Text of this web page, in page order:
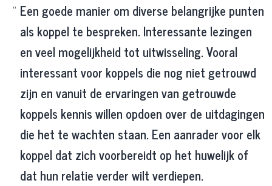
Een goede manier om diverse belangrijke punten
als koppel te bespreken. Interessante lezingen
en veel mogelijkheid tot uitwisseling. Vooral
interessant voor koppels die nog niet getrouwd
zijn en vanuit de ervaringen van getrouwde
koppels kennis willen opdoen over de uitdagingen
die het te wachten staan. Een aanrader voor elk
koppel dat zich voorbereidt op het huwelijk of
dat hun relatie verder wilt verdiepen.